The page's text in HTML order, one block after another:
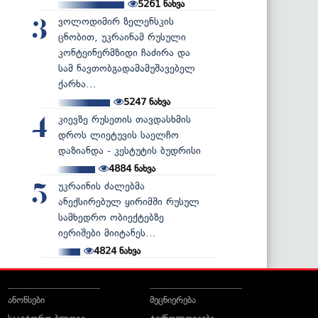
5261 ნახვა
3
ვოლოდიმირ ზელენსკის
ცნობით, უკრაინამ რუსული
კონტეინერმზიდი ჩაძირა და
სამ ნავთობგადამამუშავებელ
ქარხა...
5247ნახვა
4
კიევზე რუსეთის თავდასხმის
დროს ლიეტუვის საელჩო
დაზიანდა - კესტუტის ბუდრისი
4884ნახვა
5
უკრაინის ძალებმა
ანექსირებულ ყირიმში რუსულ
სამხედრო ობიექტებზე
იერიშები მიიტანეს...
4824ნახვა
ანონსები
მეცნიერება